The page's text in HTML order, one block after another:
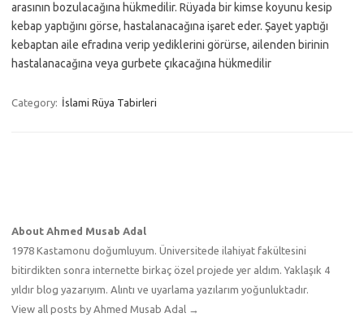
arasının bozulacağına hükmedilir. Rüyada bir kimse koyunu kesip
kebap yaptığını görse, hastalanacağına işaret eder. Şayet yaptığı
kebaptan aile efradına verip yediklerini görürse, ailenden birinin
hastalanacağına veya gurbete çıkacağına hükmedilir
Category: İslami Rüya Tabirleri
About Ahmed Musab Adal
1978 Kastamonu doğumluyum. Üniversitede ilahiyat fakültesini
bitirdikten sonra internette birkaç özel projede yer aldım. Yaklaşık 4
yıldır blog yazarıyım. Alıntı ve uyarlama yazılarım yoğunluktadır.
View all posts by Ahmed Musab Adal →